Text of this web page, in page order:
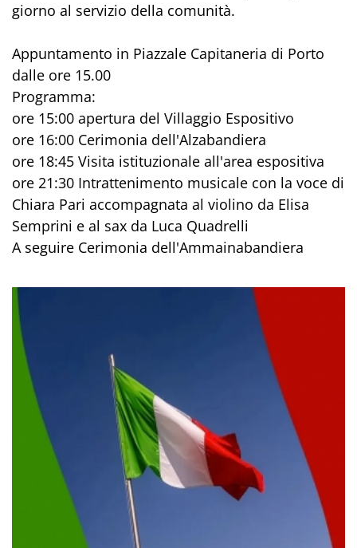
giorno al servizio della comunità.
Appuntamento in Piazzale Capitaneria di Porto
dalle ore 15.00
Programma:
ore 15:00 apertura del Villaggio Espositivo
ore 16:00 Cerimonia dell'Alzabandiera
ore 18:45 Visita istituzionale all'area espositiva
ore 21:30 Intrattenimento musicale con la voce di
Chiara Pari accompagnata al violino da Elisa
Semprini e al sax da Luca Quadrelli
A seguire Cerimonia dell'Ammainabandiera